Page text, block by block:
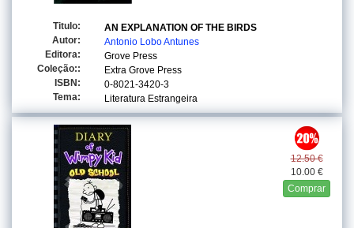
Titulo:
AN EXPLANATION OF THE BIRDS
Autor:
Antonio Lobo Antunes
Editora:
Grove Press
Coleção::
Extra Grove Press
ISBN:
0-8021-3420-3
Tema:
Literatura Estrangeira
12.50 €
10.00 €
Comprar